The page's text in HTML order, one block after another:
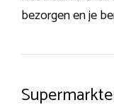
bezorgen en je